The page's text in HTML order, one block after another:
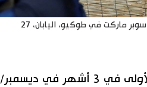
متسوقون يرتدون أقنعة واقية للوجه بعد تفشي مرض فيروس كورونا في سوبر ماركت في طوكيو، اليابان، 27
طوكيو (رويترز) - انخفض إنفاق الأسر اليابانية للمرة الأولى في 3 أشهر في ديسمبر/